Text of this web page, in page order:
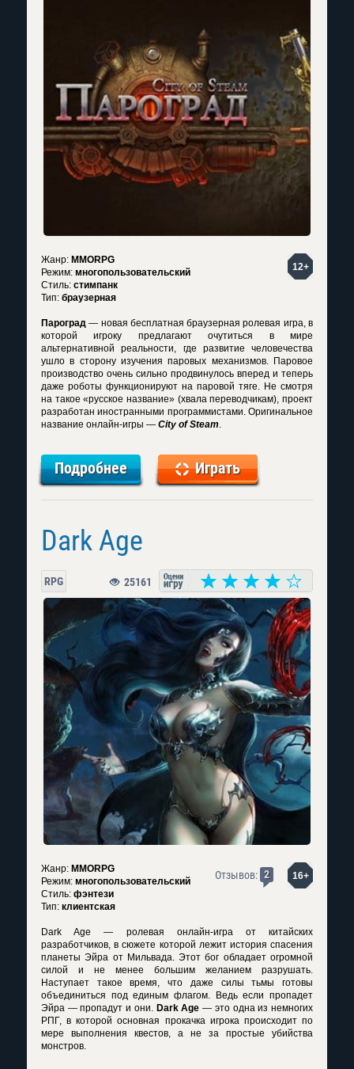
12+
Жанр: MMORPG
Режим: многопользовательский
Стиль: стимпанк
Тип: браузерная
Пароград — новая бесплатная браузерная ролевая игра, в
которой игроку предлагают очутиться в мире
альтернативной реальности, где развитие человечества
ушло в сторону изучения паровых механизмов. Паровое
производство очень сильно продвинулось вперед и теперь
даже роботы функционируют на паровой тяге. Не смотря
на такое «русское название» (хвала переводчикам), проект
разработан иностранными программистами. Оригинальное
название онлайн-игры — City of Steam.
Подробнее Играть
Dark Age
RPG 25161
16+
Отзывов: 2
Жанр: MMORPG
Режим: многопользовательский
Стиль: фэнтези
Тип: клиентская
Dark Age — ролевая онлайн-игра от китайских
разработчиков, в сюжете которой лежит история спасения
планеты Эйра от Мильвада. Этот бог обладает огромной
силой и не менее большим желанием разрушать.
Наступает такое время, что даже силы тьмы готовы
объединиться под единым флагом. Ведь если пропадет
Эйра — пропадут и они. Dark Age — это одна из немногих
РПГ, в которой основная прокачка игрока происходит по
мере выполнения квестов, а не за простые убийства
монстров.